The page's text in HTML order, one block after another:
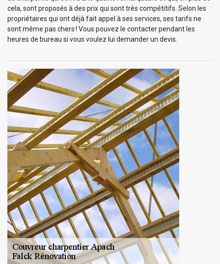
cela, sont proposés à des prix qui sont très compétitifs. Selon les
propriétaires qui ont déjà fait appel à ses services, ses tarifs ne
sont même pas chers ! Vous pouvez le contacter pendant les
heures de bureau si vous voulez lui demander un devis.